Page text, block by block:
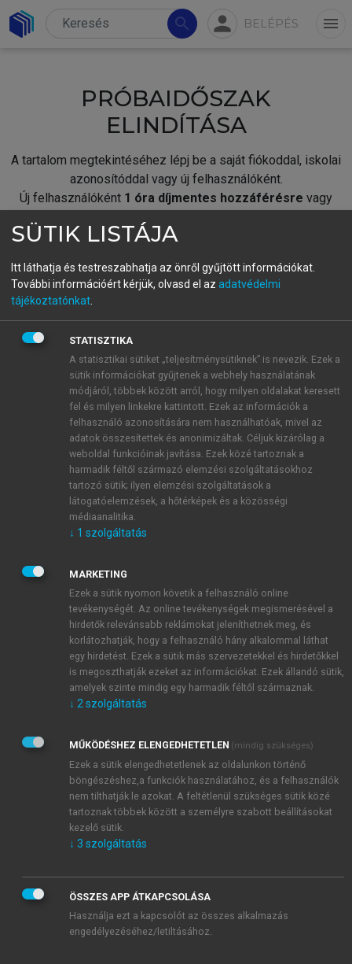
search person BELÉPÉS menu
PRÓBAIDŐSZAK
ELINDÍTÁSA
A tartalom megtekintéséhez lépj be a saját fiókoddal, iskolai
azonosítóddal vagy új felhasználóként.
Új felhasználóként 1 óra díjmentes hozzáférésre vagy
fiókoddal,vagy hozz létre új fiókot.
A regisztráció után apróbaidőszakautomatikusan
BELÉPÉS SAJÁT FIÓKKAL
ÚJ FIÓK LÉTREHOZÁSA
1 óra díjmentes hozzáférés
E-MAIL-CÍM
JELSZÓ
JELSZÓ ÚJRA
Kérek értesítést a MeRSZ újdonságairól, akcióiról.
Kérek értesítést az Akadémiai Kiadó Zrt. újdonságairól,
Adatkezelési tájékoztatóbanfoglaltakat tudomásul
veszem és elfogadom.
Általános vásárlási feltételeket, valamint a szotar.netés a
mersz.huoldalak licencszerződéseiben foglaltakat
tudomásul veszem és elfogadom.
KIPRÓBÁLOM
SÜTIK LISTÁJA
Itt láthatja és testreszabhatja az önről gyűjtött információkat.
További információért kérjük, olvasd el az adatvédelmi
tájékoztatónkat
STATISZTIKA
A statisztikai sütiket „teljesítménysütiknek” is nevezik. Ezek a
sütik információkat gyűjtenek a webhely használatának
módjáról, többek között arról, hogy milyen oldalakat keresett
fel és milyen linkekre kattintott. Ezek az információk a
felhasználó azonosítására nem használhatóak, mivel az
adatok összesítettek és anonimizáltak. Céljuk kizárólag a
weboldal funkcióinak javítása. Ezek közé tartoznak a
harmadik féltől származó elemzési szolgáltatásokhoz
tartozó sütik; ilyen elemzési szolgáltatások a
látogatóelemzések, a hőtérképek és a közösségi
médiaanalitika.
↓ 1 szolgáltatás
MARKETING
Ezek a sütik nyomon követik a felhasználó online
tevékenységét. Az online tevékenységek megismerésével a
hirdetők relevánsabb reklámokat jeleníthetnek meg, és
korlátozhatják, hogy a felhasználó hány alkalommal láthat
egy hirdetést. Ezek a sütik más szervezetekkel és hirdetőkkel
is megoszthatják ezeket az információkat. Ezek állandó sütik,
amelyek szinte mindig egy harmadik féltől származnak.
↓ 2 szolgáltatás
MŰKÖDÉSHEZ ELENGEDHETETLEN (mindig szükséges)
Ezek a sütik elengedhetetlenek az oldalunkon történő
böngészéshez,a funkciók használatához, és a felhasználók
nem tilthatják le azokat. A feltétlenül szükséges sütik közé
tartoznak többek között a személyre szabott beállításokat
kezelő sütik.
↓ 3 szolgáltatás
ÖSSZES APP ÁTKAPCSOLÁSA
Használja ezt a kapcsolót az összes alkalmazás
engedélyezéséhez/letiltásához.